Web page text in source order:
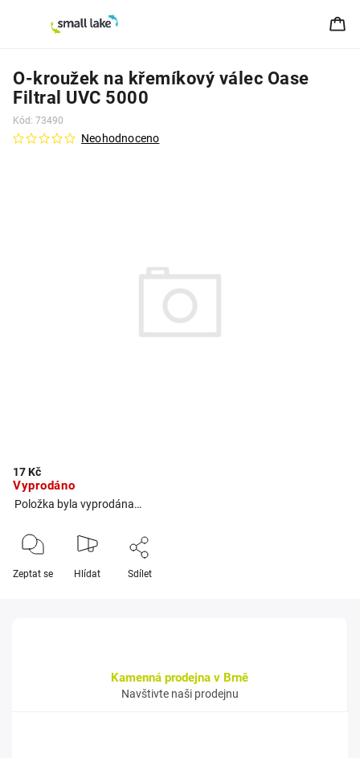
O-kroužek na křemíkový válec Oase
Filtral UVC 5000
Kód: 73490
Neohodnoceno
17 Kč
Vyprodáno
Položka byla vyprodána…
Zeptat se Hlídat Sdílet
Kamenná prodejna v Brně
Navštivte naši prodejnu